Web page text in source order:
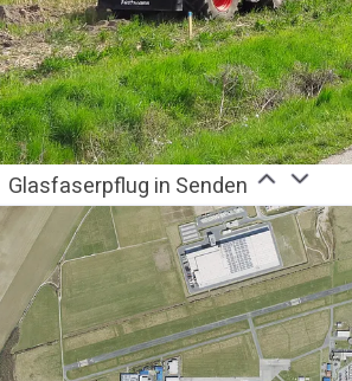
Glasfaserpflug in Senden